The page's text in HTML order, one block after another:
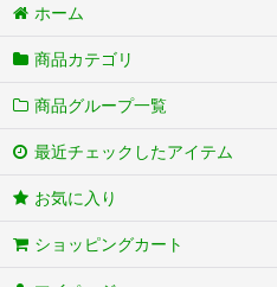
ホーム
商品カテゴリ
商品グループ一覧
最近チェックしたアイテム
お気に入り
ショッピングカート